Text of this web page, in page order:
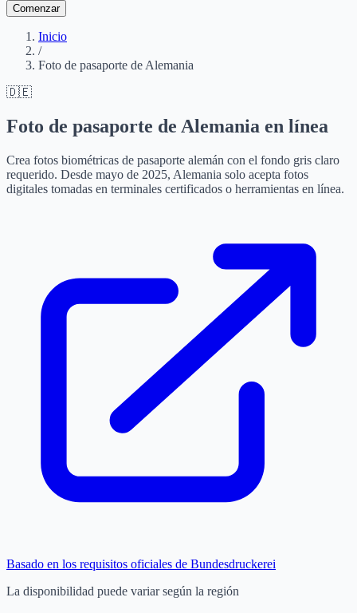
Comenzar
Inicio
/
Foto de pasaporte de Alemania
🇩🇪
Foto de pasaporte de Alemania en línea
Crea fotos biométricas de pasaporte alemán con el fondo gris claro
requerido. Desde mayo de 2025, Alemania solo acepta fotos
digitales tomadas en terminales certificados o herramientas en línea.
Basado en los requisitos oficiales de Bundesdruckerei
La disponibilidad puede variar según la región